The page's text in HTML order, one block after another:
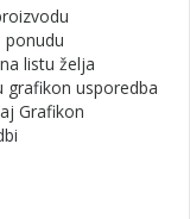
ponudu
listu želja
grafikon usporedba
Grafikon